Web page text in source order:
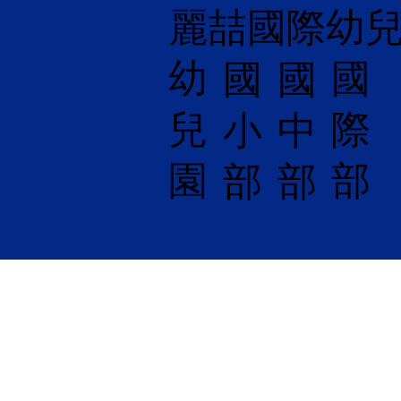
麗喆國際幼
幼
兒
園
​國
小
部
國
中
部
國
際
部